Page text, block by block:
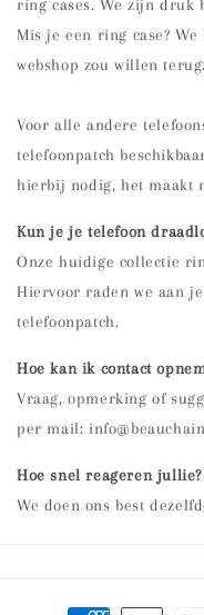
ring cases. We zijn druk
Mis je een ring case?
webshop zou willen
Voor alle andere
telefoonpatch
hierbij nodig, het maakt
Kun je je telefoon
Onze huidige collectie
Hiervoor raden we aan
telefoonpatch.
Hoe kan ik contact
Vraag, opmerking of
per mail:
Hoe snel reageren jullie?
We doen ons best
Betaalmethoden